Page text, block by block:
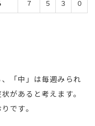
７ ５ ３ ０
、「中」は毎週みられ
があると考えます。
です。